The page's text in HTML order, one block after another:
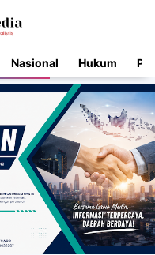
Nasional Hukum